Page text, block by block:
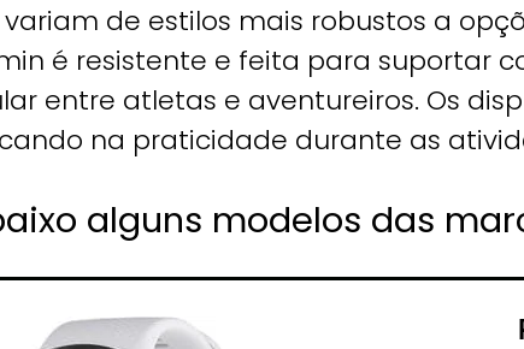
de estilos mais robustos a
é resistente e feita para suportar
entre atletas e aventureiros. Os
na praticidade durante as
alguns modelos das